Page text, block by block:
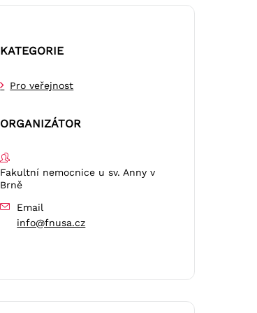
KATEGORIE
Pro veřejnost
ORGANIZÁTOR
Fakultní nemocnice u sv. Anny v
Brně
Email
info@fnusa.cz